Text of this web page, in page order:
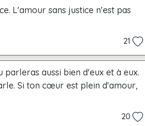
L'amour sans justice n'est pas
21
parleras aussi bien d'eux et à eux.
Si ton cœur est plein d'amour,
20